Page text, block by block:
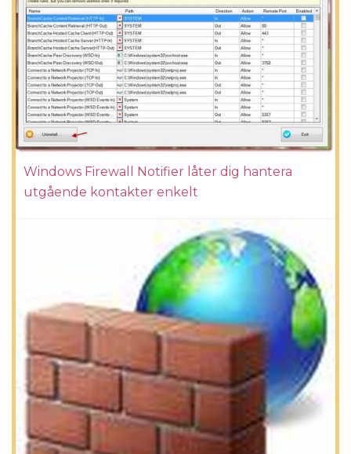
Windows Firewall Notifier låter dig hantera
utgående kontakter enkelt